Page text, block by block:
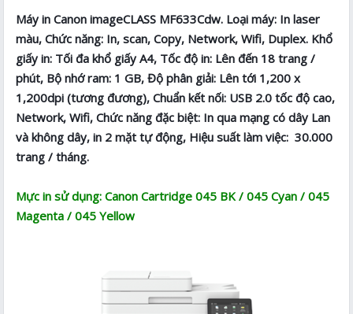
Máy in Canon imageCLASS MF633Cdw. Loại máy: In laser
màu, Chức năng: In, scan, Copy, Network, Wifi, Duplex. Khổ
giấy in: Tối đa khổ giấy A4, Tốc độ in: Lên đến 18 trang /
phút, Bộ nhớ ram: 1 GB, Độ phân giải: Lên tới 1,200 x
1,200dpi (tương đương), Chuẩn kết nối: USB 2.0 tốc độ cao,
Network, Wifi, Chức năng đặc biệt: In qua mạng có dây Lan
và không dây, in 2 mặt tự động, Hiệu suất làm việc: 30.000
trang / tháng.
Mực in sử dụng: Canon Cartridge 045 BK / 045 Cyan / 045
Magenta / 045 Yellow